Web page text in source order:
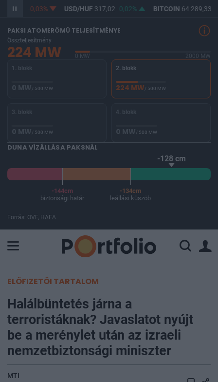
365,28 -0,03% USD/HUF317,02 0,02% BITCOIN64 289,33
PAKSI ATOMERŐMŰ TELJESÍTMÉNYE
Összteljesítmény
224 MW 0 MW
2000 MW
1. blokk
0 MW/ 500 MW
2. blokk
224 MW/ 500 MW
3. blokk
0 MW/ 500 MW
4. blokk
0 MW/ 500 MW
DUNA VÍZÁLLÁSA PAKSNÁL
-128 cm
-144cm
biztonsági határ
-134cm
leállási küszöb
Forrás: OVF, HAEA
ELŐFIZETŐI TARTALOM
Halálbüntetés járna a
terroristáknak? Javaslatot nyújt
be a merénylet után az izraeli
nemzetbiztonsági miniszter
MTI